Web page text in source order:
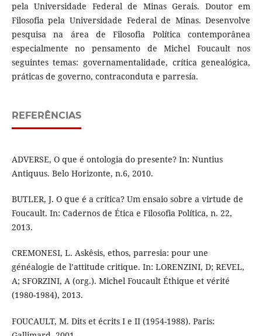
pela Universidade Federal de Minas Gerais. Doutor em
Filosofia pela Universidade Federal de Minas. Desenvolve
pesquisa na área de Filosofia Política contemporânea
especialmente no pensamento de Michel Foucault nos
seguintes temas: governamentalidade, crítica genealógica,
práticas de governo, contraconduta e parresía.
REFERÊNCIAS
ADVERSE, O que é ontologia do presente? In: Nuntius
Antiquus. Belo Horizonte, n.6, 2010.
BUTLER, J. O que é a crítica? Um ensaio sobre a virtude de
Foucault. In: Cadernos de Ética e Filosofia Política, n. 22,
2013.
CREMONESI, L. Askêsis, ethos, parresia: pour une
généalogie de l’attitude critique. In: LORENZINI, D; REVEL,
A; SFORZINI, A (org.). Michel Foucault Éthique et vérité
(1980-1984), 2013.
FOUCAULT, M. Dits et écrits I e II (1954-1988). Paris: